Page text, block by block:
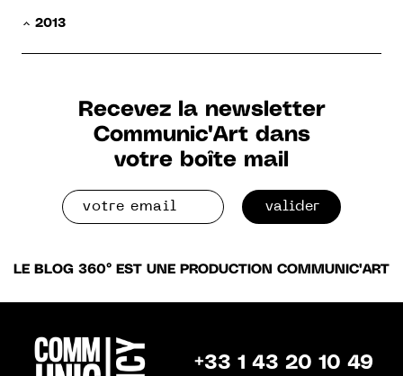
2013
Recevez la newsletter
Communic'Art dans
votre boîte mail
valider
LE BLOG 360° EST UNE PRODUCTION COMMUNIC'ART
+33 1 43 20 10 49